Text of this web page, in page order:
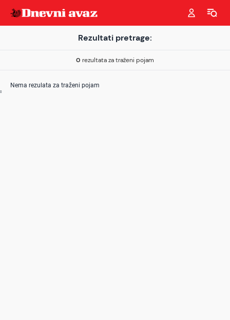
Rezultati pretrage:
0 rezultata za traženi pojam
Nema rezulata za traženi pojam
0